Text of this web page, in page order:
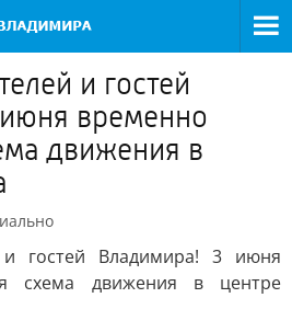
и гостей
временно
движения в
гостей Владимира! 3 июня
схема движения в центре